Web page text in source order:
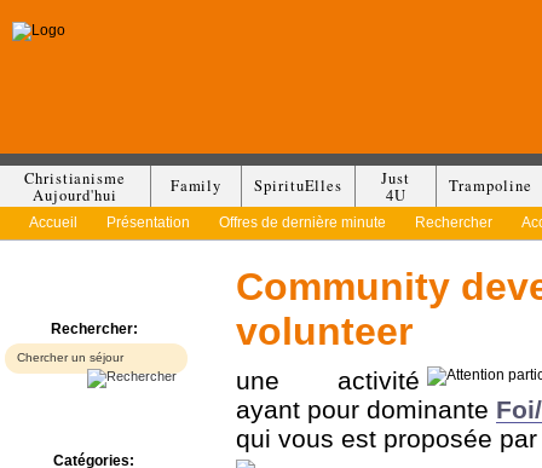
Christianisme
Aujourd'hui
Family SpirituElles
Just
4U
Trampoline
Accueil Présentation Offres de dernière minute Rechercher
Rechercher:
Catégories:
Community
volunteer
une activité
ayant pour dominante
qui vous est proposée